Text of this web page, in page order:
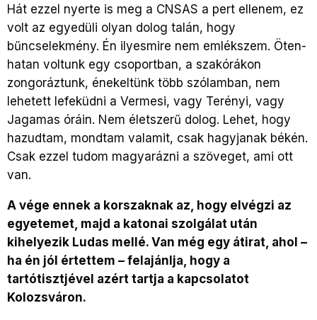
Hát ezzel nyerte is meg a CNSAS a pert ellenem, ez
volt az egyedüli olyan dolog talán, hogy
bűncselekmény. Én ilyesmire nem emlékszem. Öten-
hatan voltunk egy csoportban, a szakórákon
zongoráztunk, énekeltünk több szólamban, nem
lehetett lefeküdni a Vermesi, vagy Terényi, vagy
Jagamas óráin. Nem életszerű dolog. Lehet, hogy
hazudtam, mondtam valamit, csak hagyjanak békén.
Csak ezzel tudom magyarázni a szöveget, ami ott
van.
A vége ennek a korszaknak az, hogy elvégzi az
egyetemet, majd a katonai szolgálat után
kihelyezik Ludas mellé. Van még egy átirat, ahol –
ha én jól értettem – felajánlja, hogy a
tartótisztjével azért tartja a kapcsolatot
Kolozsváron.